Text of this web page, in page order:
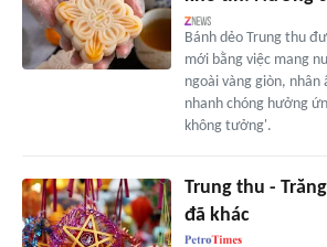
Bánh dẻo Trung thu
mới bằng việc mang
ngoài vàng giòn,
nhanh chóng hưởng
không tưởng'.
Trung thu -
đã khác